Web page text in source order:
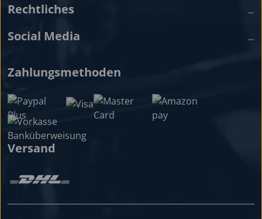
Rechtliches
Social Media
Zahlungsmethoden
Versand